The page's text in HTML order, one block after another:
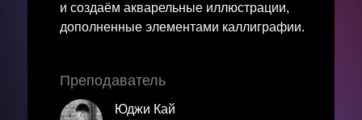
и создаём акварельные иллюстрации,
дополненные элементами каллиграфии.
Преподаватель
Юджи Кай